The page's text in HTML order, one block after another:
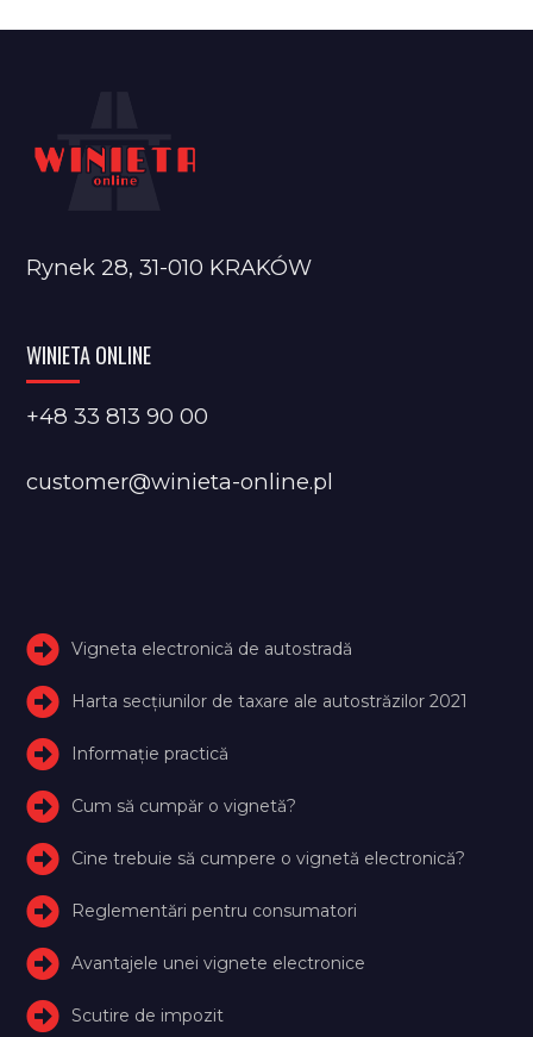
Rynek 28, 31-010 KRAKÓW
WINIETA ONLINE
+48 33 813 90 00
customer@winieta-online.pl
Vigneta electronică de autostradă
Harta secțiunilor de taxare ale autostrăzilor 2021
Informație practică
Cum să cumpăr o vignetă?
Cine trebuie să cumpere o vignetă electronică?
Reglementări pentru consumatori
Avantajele unei vignete electronice
Scutire de impozit